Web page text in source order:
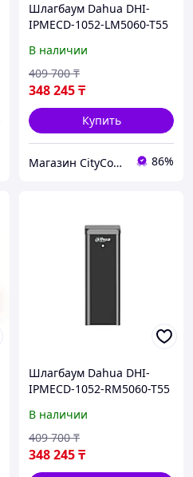
Шлагбаум Dahua DHI-
IPMECD-1052-LM5060-T55
В наличии
348 245₸
409 700 ₸
Купить
Магазин CityCom.kz +7-727-250-1209 86%
Шлагбаум Dahua DHI-
IPMECD-1052-RM5060-T55
В наличии
348 245₸
409 700 ₸